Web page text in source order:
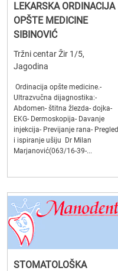
LEKARSKA ORDINACIJA
OPŠTE MEDICINE
SIBINOVIĆ
Tržni centar Žir 1/5,
Jagodina
Ordinacija opšte medicine.-
Ultrazvučna dijagnostika:-
Abdomen- štitna žlezda- dojka-
EKG- Dermoskopija- Davanje
injekcija- Previjanje rana- Pregled
i ispiranje ušiju Dr Milan
Marjanović(063/16-39-...
STOMATOLOŠKA